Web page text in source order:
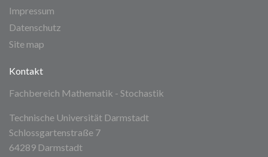
Impressum
Datenschutz
Site map
Kontakt
Fachbereich Mathematik - Stochastik
Technische Universität Darmstadt
Schlossgartenstraße 7
64289 Darmstadt